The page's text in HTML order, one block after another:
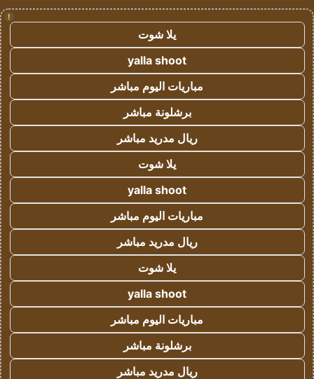
!
يلا شوت
yalla shoot
مباريات اليوم مباشر
برشلونة مباشر
ريال مدريد مباشر
يلا شوت
yalla shoot
مباريات اليوم مباشر
ريال مدريد مباشر
يلا شوت
yalla shoot
مباريات اليوم مباشر
برشلونة مباشر
ريال مدريد مباشر